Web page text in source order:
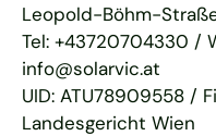
Leopold-Böhm-
Tel: +43720704330 /
info@solarvic.at
UID: ATU78909558 /
Landesgericht Wien